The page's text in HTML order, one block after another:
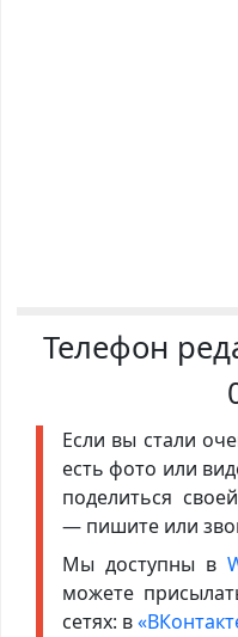
Телефон
Если вы стали
есть фото или
поделиться
— пишите или
Мы доступны в
можете
сетях: в